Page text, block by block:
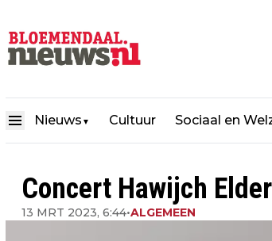
Nieuws ▼ Cultuur Sociaal en
Concert Hawijch
13 MRT 2023, 6:44•ALGEMEEN